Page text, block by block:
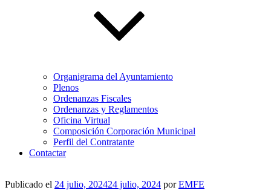
Organigrama del Ayuntamiento
Plenos
Ordenanzas Fiscales
Ordenanzas y Reglamentos
Oficina Virtual
Composición Corporación Municipal
Perfil del Contratante
Contactar
Publicado el 24 julio, 202424 julio, 2024 porEMFE